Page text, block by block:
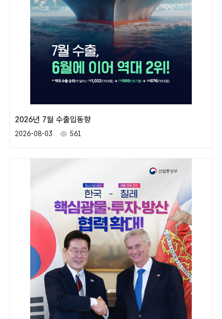
2026년 7월 수출입동향
2026-08-03 561